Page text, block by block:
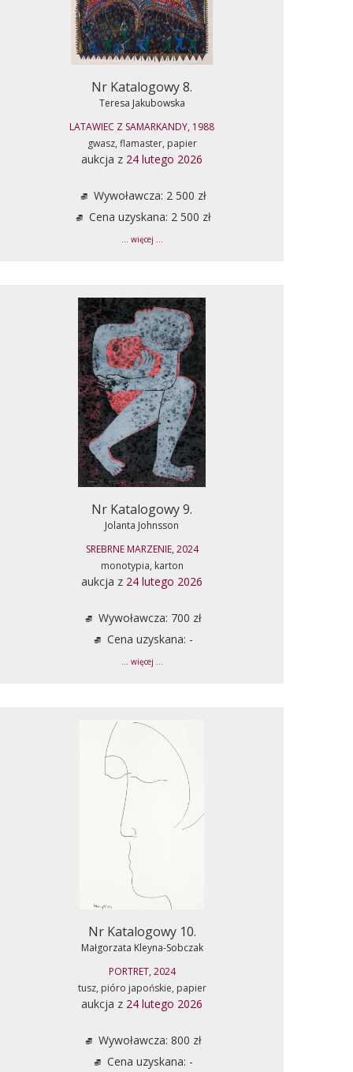
Nr Katalogowy 8.
Teresa Jakubowska
LATAWIEC Z SAMARKANDY, 1988
gwasz, flamaster, papier
aukcja z 24 lutego 2026
Wywoławcza: 2 500 zł
Cena uzyskana: 2 500 zł
... więcej ...
Nr Katalogowy 9.
Jolanta Johnsson
SREBRNE MARZENIE, 2024
monotypia, karton
aukcja z 24 lutego 2026
Wywoławcza: 700 zł
Cena uzyskana: -
... więcej ...
Nr Katalogowy 10.
Małgorzata Kleyna-Sobczak
PORTRET, 2024
tusz, pióro japońskie, papier
aukcja z 24 lutego 2026
Wywoławcza: 800 zł
Cena uzyskana: -